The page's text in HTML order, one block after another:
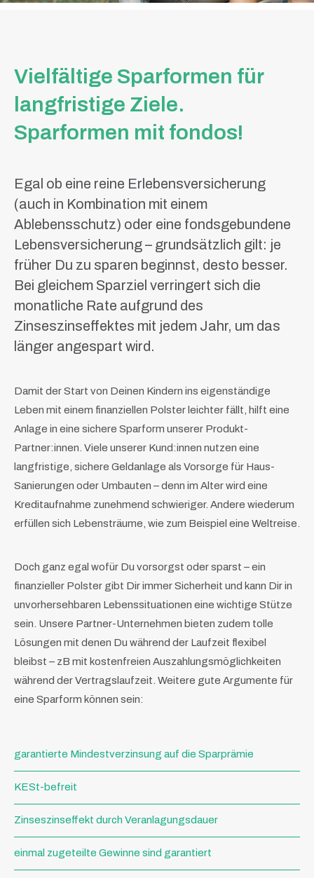
Vielfältige Sparformen für
langfristige Ziele.
Sparformen mit fondos!
Egal ob eine reine Erlebensversicherung
(auch in Kombination mit einem
Ablebensschutz) oder eine fondsgebundene
Lebensversicherung – grundsätzlich gilt: je
früher Du zu sparen beginnst, desto besser.
Bei gleichem Sparziel verringert sich die
monatliche Rate aufgrund des
Zinseszinseffektes mit jedem Jahr, um das
länger angespart wird.
Damit der Start von Deinen Kindern ins eigenständige
Leben mit einem finanziellen Polster leichter fällt, hilft eine
Anlage in eine sichere Sparform unserer Produkt-
Partner:innen. Viele unserer Kund:innen nutzen eine
langfristige, sichere Geldanlage als Vorsorge für Haus-
Sanierungen oder Umbauten – denn im Alter wird eine
Kreditaufnahme zunehmend schwieriger. Andere wiederum
erfüllen sich Lebensträume, wie zum Beispiel eine Weltreise.
Doch ganz egal wofür Du vorsorgst oder sparst – ein
finanzieller Polster gibt Dir immer Sicherheit und kann Dir in
unvorhersehbaren Lebenssituationen eine wichtige Stütze
sein. Unsere Partner-Unternehmen bieten zudem tolle
Lösungen mit denen Du während der Laufzeit flexibel
bleibst – zB mit kostenfreien Auszahlungsmöglichkeiten
während der Vertragslaufzeit. Weitere gute Argumente für
eine Sparform können sein:
garantierte Mindestverzinsung auf die Sparprämie
KESt-befreit
Zinseszinseffekt durch Veranlagungsdauer
einmal zugeteilte Gewinne sind garantiert